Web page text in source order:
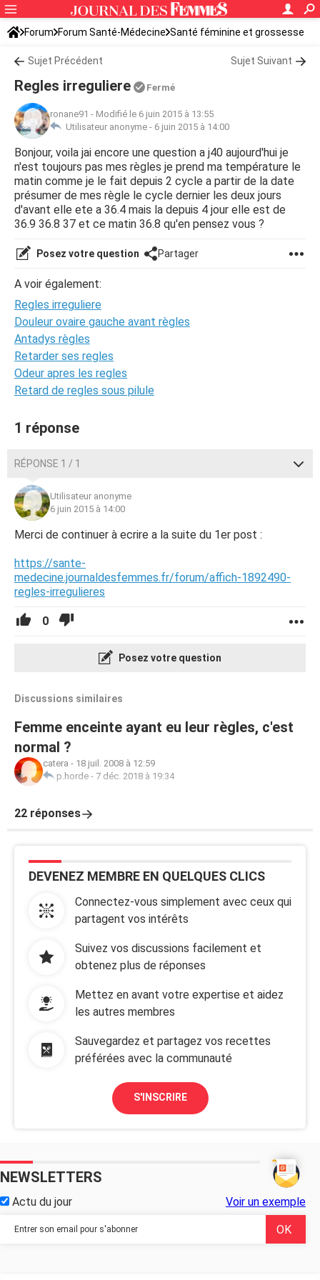
Forum Forum Santé-Médecine Santé féminine et grossesse
Tomber enceinte
Sujet Précédent Sujet Suivant
Regles irreguliere Fermé
ronane91 - Modifié le 6 juin 2015 à 13:55
Utilisateur anonyme - 6 juin 2015 à 14:00
Bonjour, voila jai encore une question a j40 aujourd'hui je
n'est toujours pas mes règles je prend ma température le
matin comme je le fait depuis 2 cycle a partir de la date
présumer de mes règle le cycle dernier les deux jours
d'avant elle ete a 36.4 mais la depuis 4 jour elle est de
36.9 36.8 37 et ce matin 36.8 qu'en pensez vous ?
Posez votre question Partager
A voir également:
Regles irreguliere
Douleur ovaire gauche avant règles
Antadys règles
Retarder ses regles
Odeur apres les regles
Retard de regles sous pilule
1 réponse
RÉPONSE 1 / 1
Utilisateur anonyme
6 juin 2015 à 14:00
Merci de continuer à ecrire a la suite du 1er post :
https://sante-
medecine.journaldesfemmes.fr/forum/affich-1892490-
regles-irregulieres
0
Posez votre question
Discussions similaires
Femme enceinte ayant eu leur règles, c'est
normal ?
catera - 18 juil. 2008 à 12:59
p.horde - 7 déc. 2018 à 19:34
22 réponses
DEVENEZ MEMBRE EN QUELQUES CLICS
Connectez-vous simplement avec ceux qui
partagent vos intérêts
Suivez vos discussions facilement et
obtenez plus de réponses
Mettez en avant votre expertise et aidez
les autres membres
Sauvegardez et partagez vos recettes
préférées avec la communauté
S'INSCRIRE
NEWSLETTERS
Actu du jour Voir un exemple